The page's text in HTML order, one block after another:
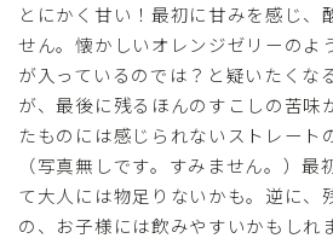
とにかく甘い！最初に甘みを感じ、
せん。懐かしいオレンジゼリーのよ
が入っているのでは？と疑いたくな
が、最後に残るほんのすこしの苦味
たものには感じられないストレート
（写真無しです。すみません。）
て大人には物足りないかも。逆に、
の、お子様には飲みやすいかもしれ